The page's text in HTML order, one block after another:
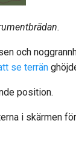
och
se terrän
position.
i skärmen